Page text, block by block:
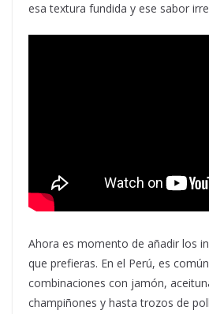
esa textura fundida y ese sabor
Ahora es momento de añadir los
que prefieras. En el Perú, es
combinaciones con jamón,
champiñones y hasta trozos de